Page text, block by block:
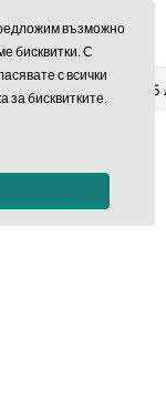
доставка над
възможно
бисквитки. С
с всички
за бисквитките.